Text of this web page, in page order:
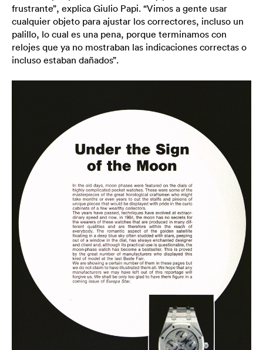
frustrante”, explica Giulio Papi. “Vimos a gente usar
cualquier objeto para ajustar los correctores, incluso un
palillo, lo cual es una pena, porque terminamos con
relojes que ya no mostraban las indicaciones correctas o
incluso estaban dañados”.